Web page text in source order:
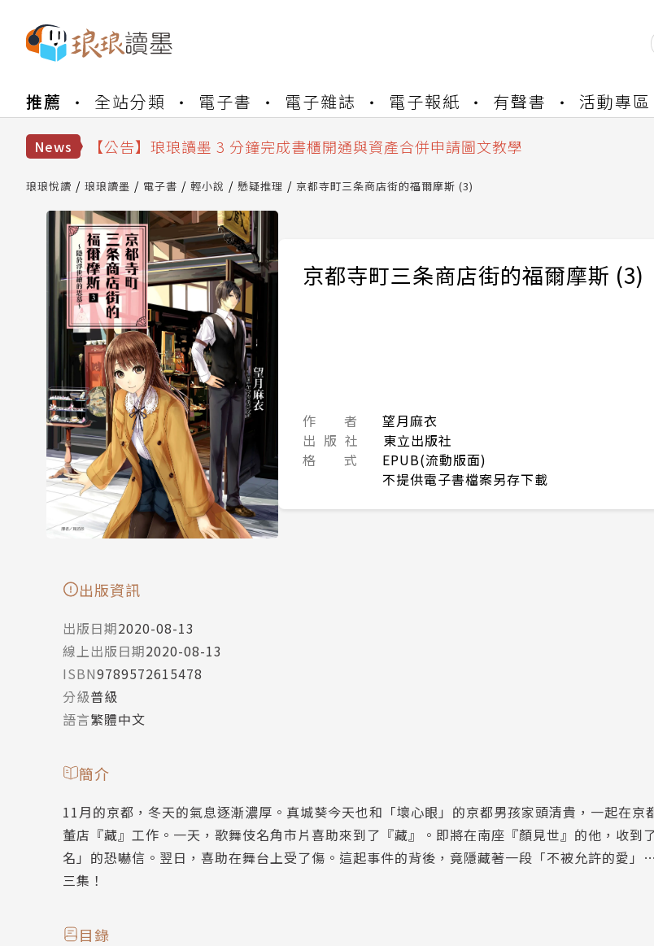
推薦 全站分類 電子書 電子雜誌 電子報紙 有聲書 活動專區
News
【公告】琅琅讀墨數位閱讀資產合併與書櫃開通申請
【公告】琅琅讀墨 3 分鐘完成書櫃開通與資產合併申請圖文教學
【公告】琅琅讀墨數位閱讀資產合併與書櫃開通申請
琅琅悅讀 琅琅讀墨 電子書 輕小說 懸疑推理 京都寺町三条商店街的福爾摩斯 (3)
京都寺町三条商店街的福爾摩斯 (3)
作 者
望月麻衣
出 版 社
東立出版社
格 式
EPUB(流動版面)
不提供電子書檔案另存下載
出版資訊
出版日期2020-08-13
線上出版日期2020-08-13
ISBN9789572615478
分級普級
語言繁體中文
簡介
11月的京都，冬天的氣息逐漸濃厚。真城葵今天也和「壞心眼」的京都男孩家頭清貴，一起在京
董店『藏』工作。一天，歌舞伎名角市片喜助來到了『藏』。即將在南座『顏見世』的他，收到
名」的恐嚇信。翌日，喜助在舞台上受了傷。這起事件的背後，竟隱藏著一段「不被允許的愛
三集！
目錄